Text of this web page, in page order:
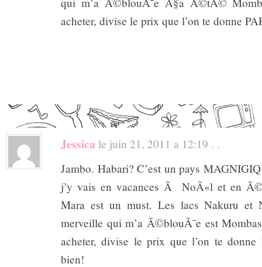
acheter, divise le prix que l’on te donne
Jessica le juin 21, 2011 a 12:19 . .
Jambo. Habari? C’est un pays
j’y vais en vacances Ã NoÃ«l et en
Mara est un must. Les lacs Nakuru et
merveille qui m’a Ã©blouÃ¯e est
acheter, divise le prix que l’on te
bien!